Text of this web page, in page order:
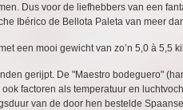
Dus voor de liefhebbers van een
Ibérico de Bellota Paleta van meer
een mooi gewicht van zo’n 5,0 à 5,5
gerijpt. De "Maestro bodeguero"
factoren als temperatuur en
van de door hen bestelde